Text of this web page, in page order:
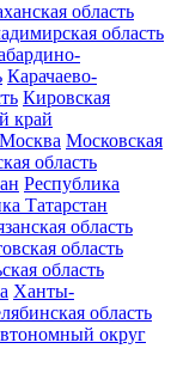
область
область
Карачаево-
Кировская
край
Москва Московская
область
Республика
Татарстан
область
область
область
Ханты-
область
округ